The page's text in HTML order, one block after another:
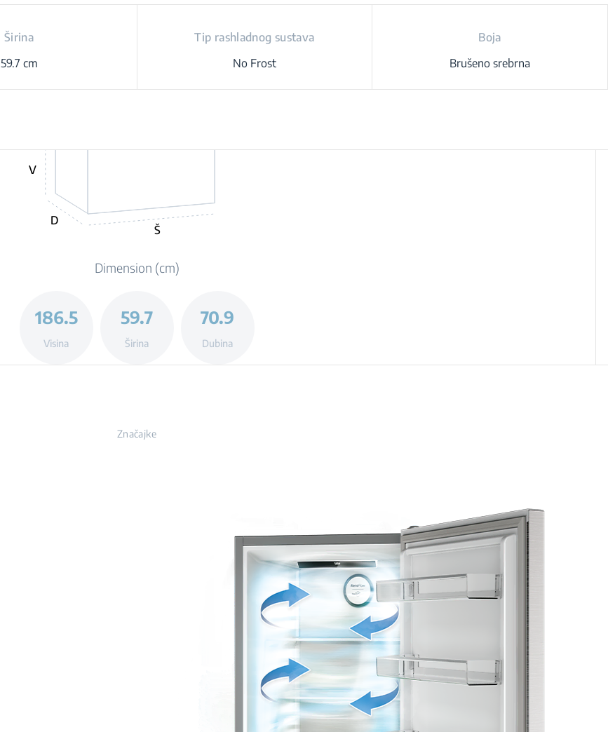
Širina
59.7 cm
Tip rashladnog sustava
No Frost
Boja
Brušeno srebrna
V
D
Š
Dimension (cm)
186.5
Visina
59.7
Širina
70.9
Dubina
Značajke